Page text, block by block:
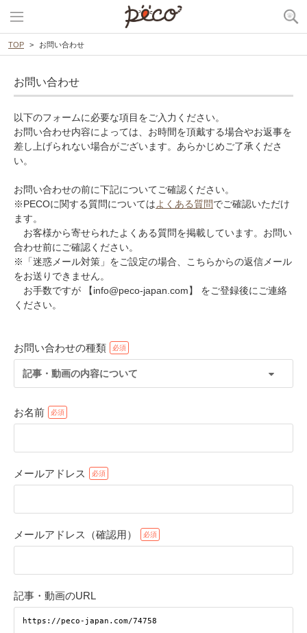
TOP お問い合わせ
お問い合わせ
以下のフォームに必要な項目をご入力ください。
お問い合わせ内容によっては、お時間を頂戴する場合やお返事を
差し上げられない場合がございます。あらかじめご了承くださ
い。
お問い合わせの前に下記についてご確認ください。
※PECOに関する質問についてはよくある質問でご確認いただけ
ます。
お客様から寄せられたよくある質問を掲載しています。お問い
合わせ前にご確認ください。
※「迷惑メール対策」をご設定の場合、こちらからの返信メール
をお送りできません。
お手数ですが 【info@peco-japan.com】 をご登録後にご連絡
ください。
お問い合わせの種類
記事・動画の内容について
お名前
メールアドレス
メールアドレス（確認用）
記事・動画のURL
アプリで開く